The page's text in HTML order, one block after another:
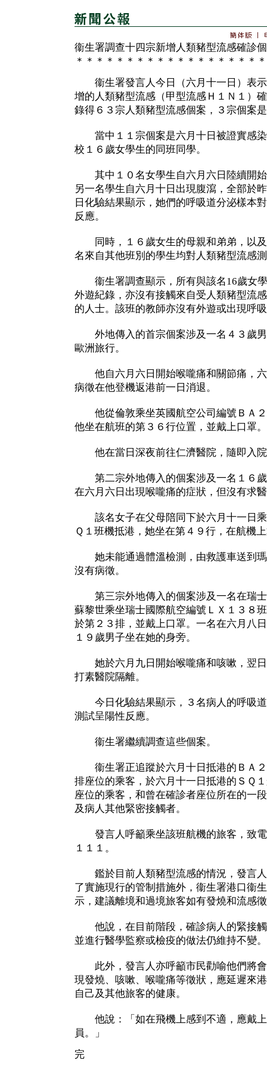
衞生署調查十四宗新增人類豬型流感確診
＊＊＊＊＊＊＊＊＊＊＊＊＊＊＊＊＊＊
衞生署發言人今日（六月十一日）表示
增的人類豬型流感（甲型流感Ｈ１Ｎ１）
錄得６３宗人類豬型流感個案，３宗個案
當中１１宗個案是六月十日被證實感染
校１６歲女學生的同班同學。
其中１０名女學生自六月六日陸續開始
另一名學生自六月十日出現腹瀉，全部於
日化驗結果顯示，她們的呼吸道分泌樣本
反應。
同時，１６歲女生的母親和弟弟，以及
名來自其他班別的學生均對人類豬型流感
衞生署調查顯示，所有與該名16歲女學
外遊紀錄，亦沒有接觸來自受人類豬型流
的人士。該班的教師亦沒有外遊或出現呼
外地傳入的首宗個案涉及一名４３歲男
歐洲旅行。
他自六月六日開始喉嚨痛和關節痛，六
病徵在他登機返港前一日消退。
他從倫敦乘坐英國航空公司編號ＢＡ２
他坐在航班的第３６行位置，並戴上口罩。
他在當日深夜前往仁濟醫院，隨即入
第二宗外地傳入的個案涉及一名１６歲
在六月六日出現喉嚨痛的症狀，但沒有求
該名女子在父母陪同下於六月十一日乘
Ｑ１班機抵港，她坐在第４９行，在航機
她未能通過體溫檢測，由救護車送到瑪
沒有病徵。
第三宗外地傳入的個案涉及一名在瑞士
蘇黎世乘坐瑞士國際航空編號ＬＸ１３８
於第２３排，並戴上口罩。一名在六月八
１９歲男子坐在她的身旁。
她於六月九日開始喉嚨痛和咳嗽，翌日
打素醫院隔離。
今日化驗結果顯示，３名病人的呼吸道
測試呈陽性反應。
衞生署繼續調查這些個案。
衞生署正追蹤於六月十日抵港的ＢＡ２
排座位的乘客，於六月十一日抵港的ＳＱ
座位的乘客，和曾在確診者座位所在的一
及病人其他緊密接觸者。
發言人呼籲乘坐該班航機的旅客，致
１１１。
鑑於目前人類豬型流感的情況，發言人
了實施現行的管制措施外，衞生署港口衞
示，建議離境和過境旅客如有發燒和流感
他說，在目前階段，確診病人的緊接觸
並進行醫學監察或檢疫的做法仍維持不變。
此外，發言人亦呼籲市民勸喻他們將會
現發燒、咳嗽、喉嚨痛等徵狀，應延遲來
自己及其他旅客的健康。
他說：「如在飛機上感到不適，應戴上
員。」
完